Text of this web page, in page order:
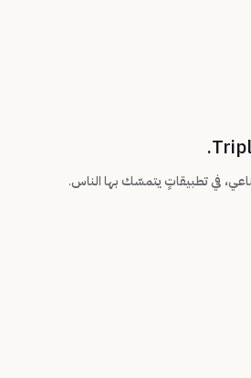
في تطبيقاتٍ يتمسّك بها الناس.